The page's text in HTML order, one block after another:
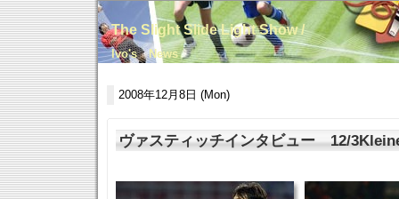
The Slight Slide Light Show /
Ivo's News
2008年12月8日 (Mon)
ヴァスティッチインタビュー 12/